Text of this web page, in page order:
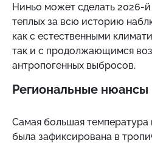
Ниньо может сделать 2026-
теплых за всю историю
как с естественными
так и с продолжающимся
антропогенных выбросов.
Региональные нюансы
Самая большая температура
была зафиксирована в